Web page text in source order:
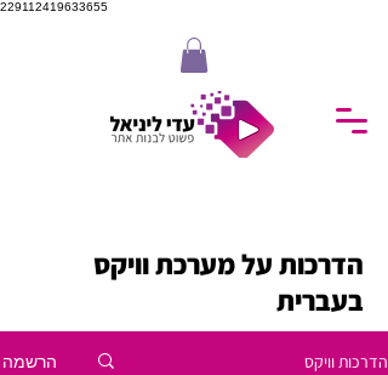
229112419633655
הדרכות על מערכת וויקס
בעברית
הדרכות וויקס הרשמה